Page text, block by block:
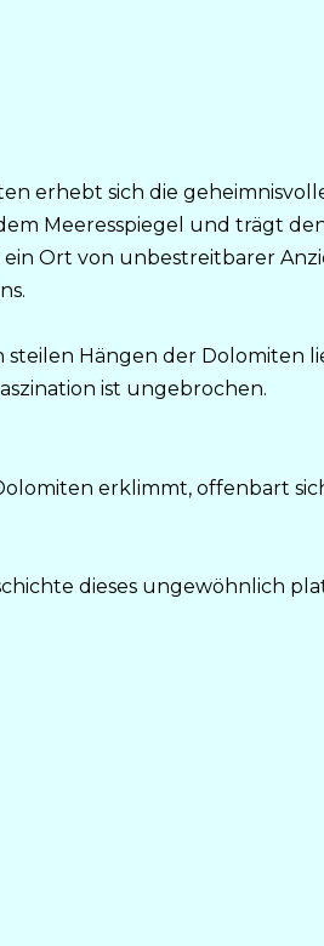
erhebt sich die
Meeresspiegel und trägt
ein Ort von unbestreitbarer
steilen Hängen der Dolomiten
ist ungebrochen.
erklimmt, offenbart
dieses ungewöhnlich